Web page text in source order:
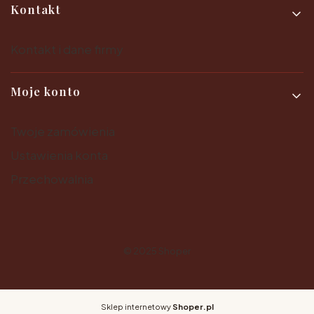
Kontakt
Moje konto
Sklep internetowy Shoper.pl